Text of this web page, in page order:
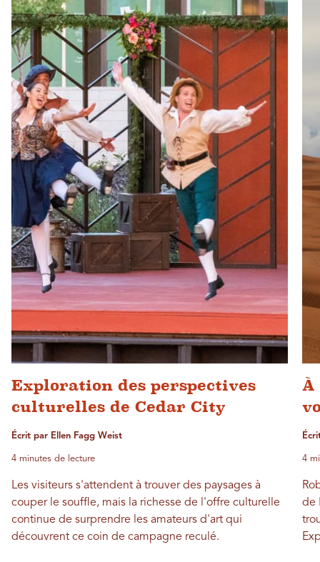
Exploration des perspectives
culturelles de Cedar City
Écrit par Ellen Fagg Weist
4 minutes de lecture
Les visiteurs s'attendent à trouver des paysages à
couper le souffle, mais la richesse de l'offre culturelle
continue de surprendre les amateurs d'art qui
découvrent ce coin de campagne reculé.
À
4
de